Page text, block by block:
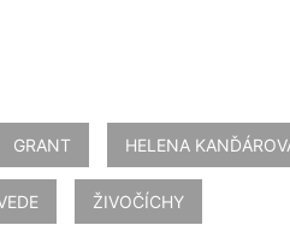
GRANT HELENA
ŽIVOČÍCHY